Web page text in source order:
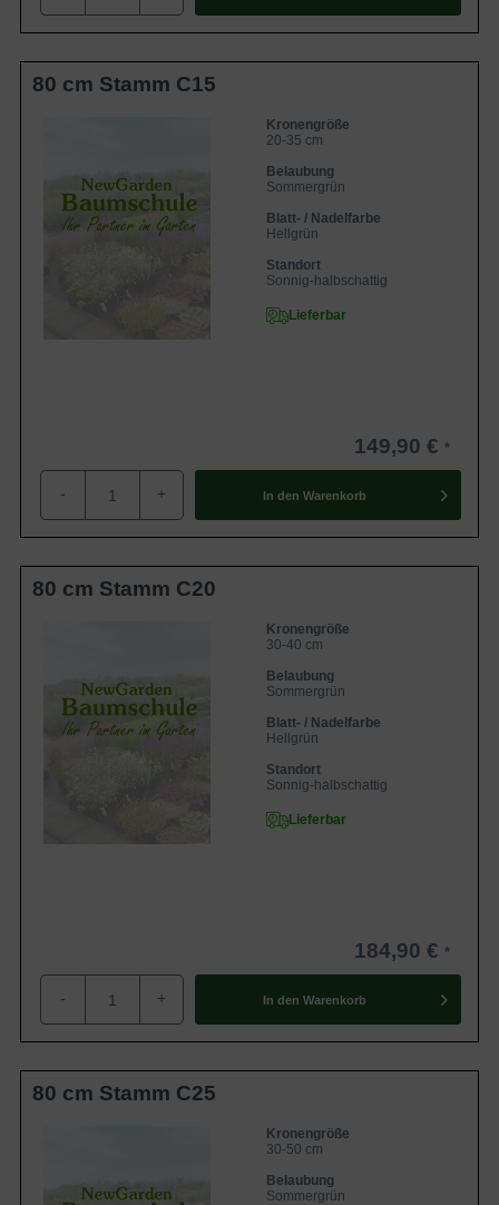
80 cm Stamm C15
Kronengröße
20-35 cm
Belaubung
Sommergrün
Blatt- / Nadelfarbe
Hellgrün
Standort
Sonnig-halbschattig
Lieferbar
149,90 €
- + In den Warenkorb
80 cm Stamm C20
Kronengröße
30-40 cm
Belaubung
Sommergrün
Blatt- / Nadelfarbe
Hellgrün
Standort
Sonnig-halbschattig
Lieferbar
184,90 €
- + In den Warenkorb
80 cm Stamm C25
Kronengröße
30-50 cm
Belaubung
Sommergrün